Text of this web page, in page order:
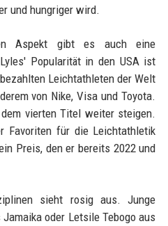
und hungriger wird.
Aspekt gibt es auch eine
Popularität in den USA ist
Leichtathleten der Welt
von Nike, Visa und Toyota.
vierten Titel weiter steigen.
Favoriten für die Leichtathletik
Preis, den er bereits 2022 und
sieht rosig aus. Junge
oder Letsile Tebogo aus